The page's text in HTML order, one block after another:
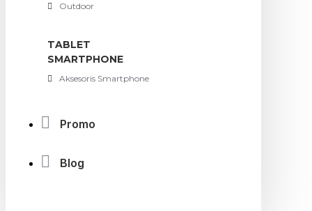
Outdoor
TABLET
SMARTPHONE
Aksesoris Smartphone
Promo
Blog